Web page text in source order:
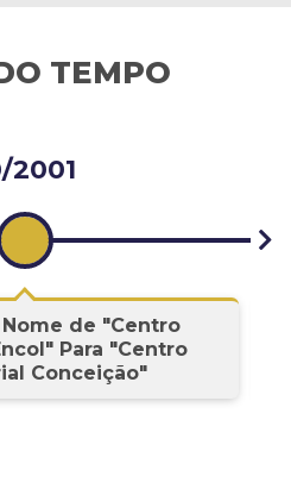
TEMPO
2001
de "Centro
Para "Centro
Conceição"